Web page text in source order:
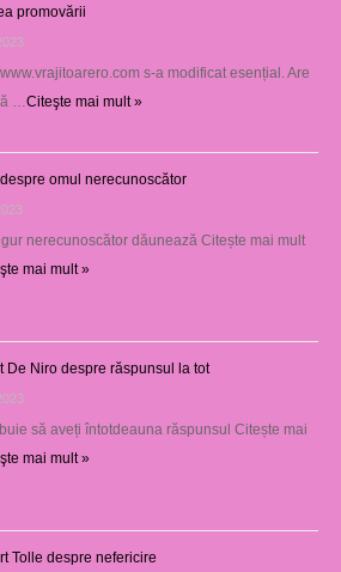
promovării
s-a modificat esențial. Are
… Citeşte mai mult »
omul nerecunoscător
nerecunoscător dăunează Citește mai mult
mai mult »
De Niro despre răspunsul la tot
să aveți întotdeauna răspunsul Citește mai
mai mult »
Tolle despre nefericire